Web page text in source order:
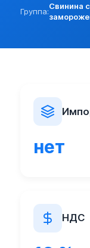
Запреты (другие
Группа:
Свинина
нет
НДС